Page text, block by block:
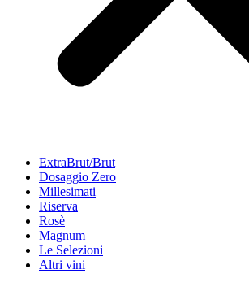
ExtraBrut/Brut
Dosaggio Zero
Millesimati
Riserva
Rosè
Magnum
Le Selezioni
Altri vini